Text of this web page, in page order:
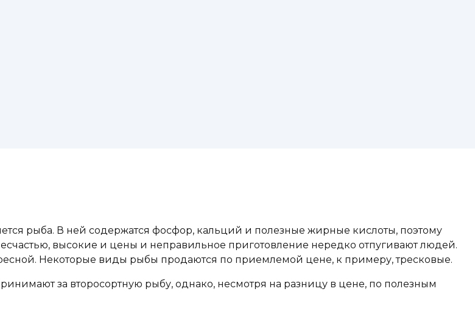
рыба. В ней содержатся фосфор, кальций и полезные жирные кислоты, поэтому
высокие и цены и неправильное приготовление нередко отпугивают людей.
Некоторые виды рыбы продаются по приемлемой цене, к примеру, тресковые.
за второсортную рыбу, однако, несмотря на разницу в цене, по полезным